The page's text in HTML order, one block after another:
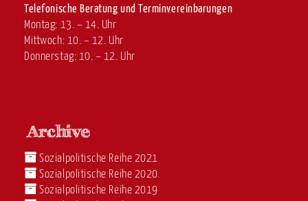
Telefonische Beratung und Terminvereinbarungen
Montag: 13. – 14. Uhr
Mittwoch: 10. – 12. Uhr
Donnerstag: 10. – 12. Uhr
Sozialpolitische Reihe 2021
Sozialpolitische Reihe 2020
Sozialpolitische Reihe 2019